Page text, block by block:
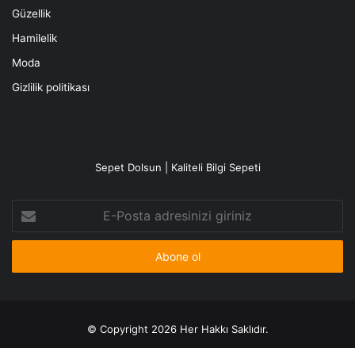
Güzellik
Hamilelik
Moda
Gizlilik politikası
Sepet Dolsun | Kaliteli Bilgi Sepeti
Posta
adresinizi
© Copyright 2026 Her Hakkı Saklıdır.